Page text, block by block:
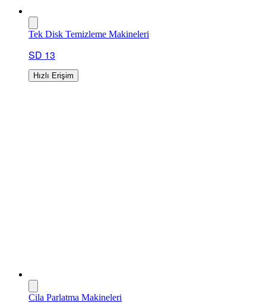
Tek Disk Temizleme Makineleri
SD 13
Hızlı Erişim
Cila Parlatma Makineleri